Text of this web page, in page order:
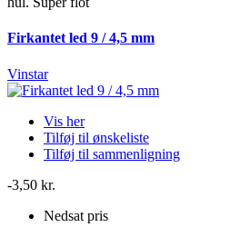
Firkantet led 9 / 4,5 mm
Vinstar
Vis her
Tilføj til ønskeliste
Tilføj til sammenligning
-3,50 kr.
Nedsat pris